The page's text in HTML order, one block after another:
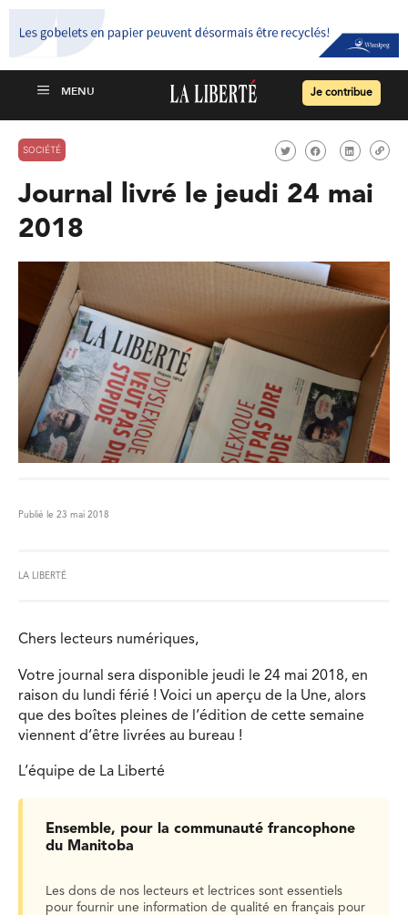
Je contribue
SOCIÉTÉ
Journal livré le jeudi 24 mai
2018
Publié le 23 mai 2018
LA LIBERTÉ
Chers lecteurs numériques,
Votre journal sera disponible jeudi le 24 mai 2018, en
raison du lundi férié ! Voici un aperçu de la Une, alors
que des boîtes pleines de l’édition de cette semaine
viennent d’être livrées au bureau !
L’équipe de La Liberté
Ensemble, pour la communauté francophone
du Manitoba
Les dons de nos lecteurs et lectrices sont essentiels
pour fournir une information de qualité en français pour